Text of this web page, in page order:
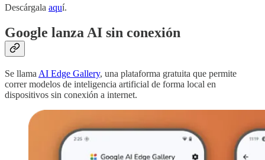
Descárgala aquí.
Google lanza AI sin conexión
Se llama AI Edge Gallery, una plataforma gratuita que permite
correr modelos de inteligencia artificial de forma local en
dispositivos sin conexión a internet.